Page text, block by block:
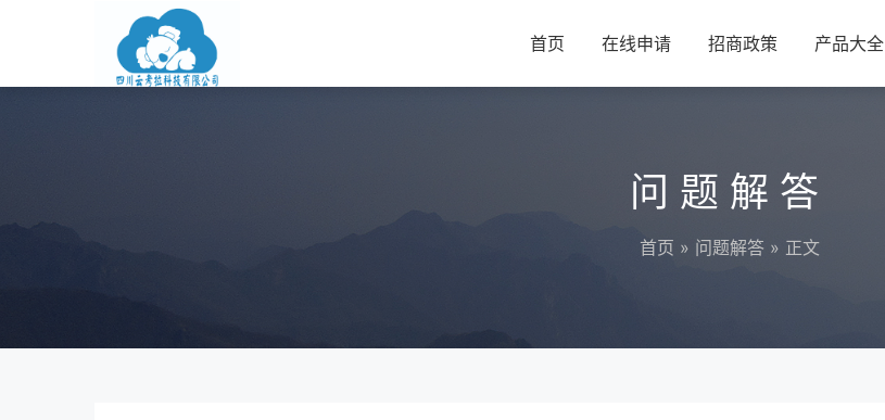
首页 在线申请 招商政策 产品大全
问题解答
首页 » 问题解答 » 正文